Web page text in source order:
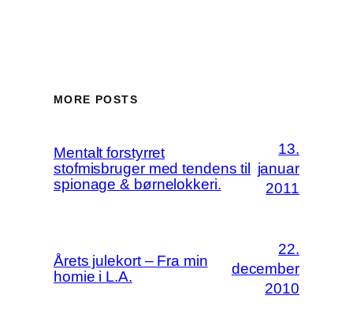
MORE POSTS
Mentalt forstyrret
stofmisbruger med tendens til
spionage & børnelokkeri.
13.
januar
2011
Årets julekort – Fra min
homie i L.A.
22.
december
2010